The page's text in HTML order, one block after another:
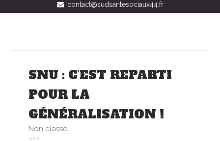
contact@sudsantesociaux44.fr
SNU : C’EST REPARTI
POUR LA
GÉNÉRALISATION !
Non classé